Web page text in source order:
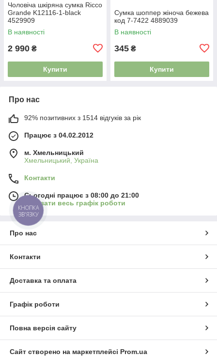
Чоловіча шкіряна сумка Ricco
Grande K12116-1-black
4529909
В наявності
2 990 ₴
Купити
Сумка шоппер жіноча бежева
код 7-7422 4889039
В наявності
345 ₴
Купити
Про нас
92% позитивних з 1514 відгуків за рік
Працює з 04.02.2012
м. Хмельницький
Хмельницький, Україна
Контакти
Сьогодні працює з 08:00 до 21:00
Показати весь графік роботи
Про нас
Контакти
Доставка та оплата
Графік роботи
Повна версія сайту
Сайт створено на маркетплейсі Prom.ua
КНОПКА
ЗВ'ЯЗКУ